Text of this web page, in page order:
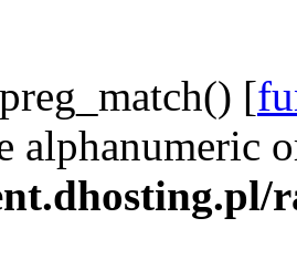
[
alphanumeric